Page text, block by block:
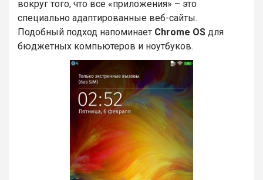
вокруг того, что все «приложения» – это
специально адаптированные веб-сайты.
Подобный подход напоминает Chrome OS для
бюджетных компьютеров и ноутбуков.